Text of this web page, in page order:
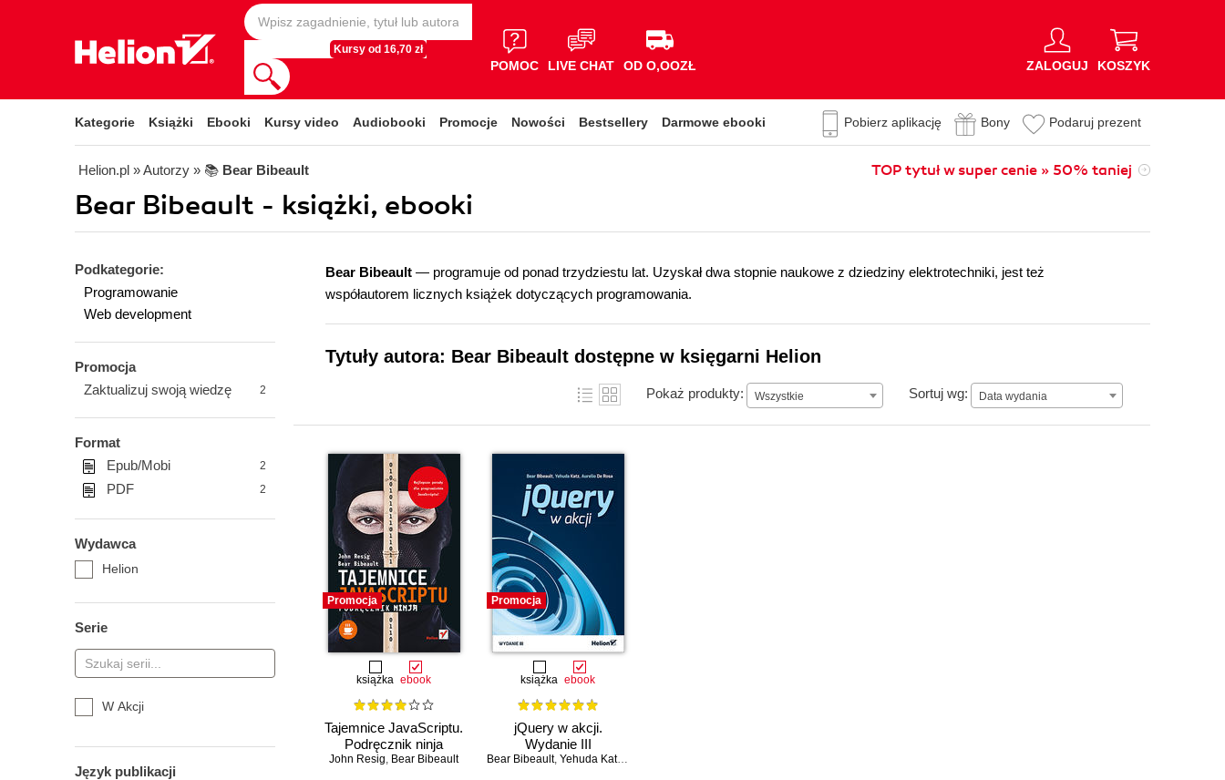
Kursy od 16,70 zł
POMOC LIVE CHAT OD O,OOZŁ ZALOGUJ KOSZYK
Kategorie Książki Ebooki Kursy video Audiobooki Promocje Nowości Bestsellery Darmowe ebooki Pobierz aplikację Bony Podaruj prezent
Helion.pl » Autorzy » 📚 Bear Bibeault TOP tytuł w super cenie » 50% taniej
Bear Bibeault - książki, ebooki
Podkategorie:
Programowanie
Web development
Promocja
Zaktualizuj swoją wiedzę
2
Format
Epub/Mobi
2
PDF 2
Wydawca
Helion
Serie
W Akcji
Język publikacji
Bear Bibeault — programuje od ponad trzydziestu lat. Uzyskał dwa stopnie naukowe z dziedziny elektrotechniki, jest też
współautorem licznych książek dotyczących programowania.
Tytuły autora: Bear Bibeault dostępne w księgarni Helion
Pokaż produkty: Wszystkie Sortuj wg: Data wydania
Data wydania
Promocja
książka ebook
Tajemnice JavaScriptu.
Podręcznik ninja
John Resig, Bear Bibeault
Promocja
książka ebook
jQuery w akcji.
Wydanie III
Bear Bibeault, Yehuda Katz ,